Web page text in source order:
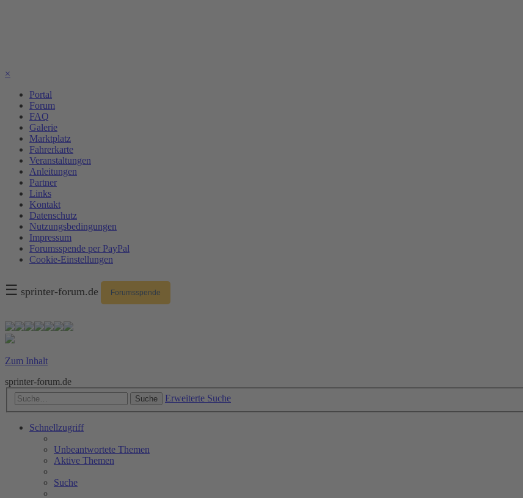
×
Portal
Forum
FAQ
Galerie
Marktplatz
Fahrerkarte
Veranstaltungen
Anleitungen
Partner
Links
Kontakt
Datenschutz
Nutzungsbedingungen
Impressum
Forumsspende per PayPal
Cookie-Einstellungen
☰ sprinter-forum.de Forumsspende
Zum Inhalt
sprinter-forum.de
Suche Erweiterte Suche
Schnellzugriff
Unbeantwortete Themen
Aktive Themen
Suche